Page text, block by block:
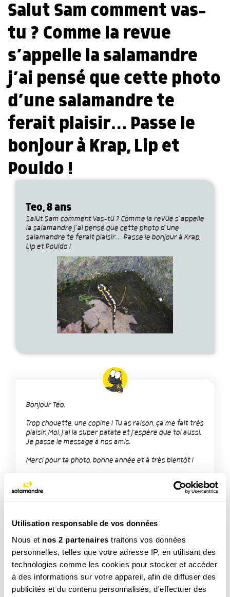
Utilisation responsable de vos données
Nous et nos 2 partenaires traitons vos données
personnelles, telles que votre adresse IP, en utilisant des
technologies comme les cookies pour stocker et accéder
à des informations sur votre appareil, afin de diffuser des
publicités et du contenu personnalisés, d'effectuer des
Salut Sam comment vas-
tu ? Comme la revue
s’appelle la salamandre
j’ai pensé que cette photo
d’une salamandre te
ferait plaisir… Passe le
bonjour à Krap, Lip et
Pouldo !
Teo, 8 ans
Salut Sam comment vas-tu ? Comme la revue s’appelle
la salamandre j’ai pensé que cette photo d’une
salamandre te ferait plaisir… Passe le bonjour à Krap,
Lip et Pouldo !
Bonjour Téo,
Trop chouette, une copine ! Tu as raison, ça me fait très
plaisir. Moi, j'ai la super patate et j'espère que toi aussi.
Je passe le message à nos amis.
Merci pour ta photo, bonne année et à très bientôt !
Amphibien